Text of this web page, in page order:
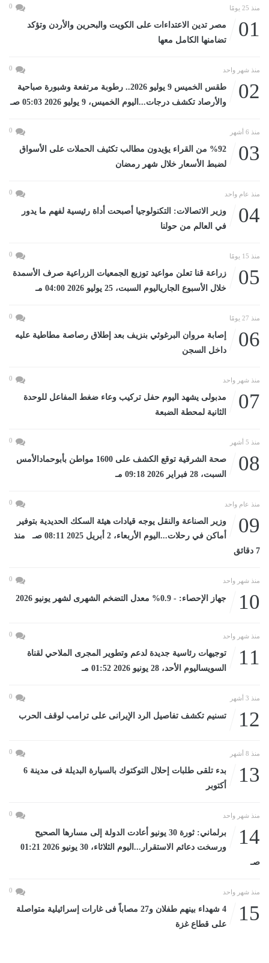
منذ 25 يومًا 0
01
مصر تدين الاعتداءات على الكويت والبحرين والأردن وتؤكد
تضامنها الكامل معها
منذ شهر واحد 0
02
طقس الخميس 9 يوليو 2026.. رطوبة مرتفعة وشبورة صباحية
والأرصاد تكشف درجات...اليوم الخميس، 9 يوليو 2026 05:03 صـ
منذ 6 أشهر 0
03
%92 من القراء يؤيدون مطالب تكثيف الحملات على الأسواق
لضبط الأسعار خلال شهر رمضان
منذ عام واحد 0
04
وزير الاتصالات: التكنولوجيا أصبحت أداة رئيسية لفهم ما يدور
في العالم من حولنا
منذ 15 يومًا 0
05
زراعة قنا تعلن مواعيد توزيع الجمعيات الزراعية صرف الأسمدة
خلال الأسبوع الجارياليوم السبت، 25 يوليو 2026 04:00 مـ
منذ 27 يومًا 0
06
إصابة مروان البرغوثي بنزيف بعد إطلاق رصاصة مطاطية عليه
داخل السجن
منذ شهر واحد 0
07
مدبولى يشهد اليوم حفل تركيب وعاء ضغط المفاعل للوحدة
الثانية لمحطة الضبعة
منذ 5 أشهر 0
08
صحة الشرقية توقع الكشف على 1600 مواطن بأبوحمادالأمس
السبت، 28 فبراير 2026 09:18 مـ
منذ عام واحد 0
09
وزير الصناعة والنقل يوجه قيادات هيئة السكك الحديدية بتوفير
أماكن في رحلات...اليوم الأربعاء، 2 أبريل 2025 08:11 صـ منذ
7 دقائق
منذ شهر واحد 0
10 جهاز الإحصاء: - 0.9% معدل التضخم الشهرى لشهر يونيو 2026
منذ شهر واحد 0
11
توجيهات رئاسية جديدة لدعم وتطوير المجرى الملاحي لقناة
السويساليوم الأحد، 28 يونيو 2026 01:52 مـ
منذ 3 أشهر 0
12 تسنيم تكشف تفاصيل الرد الإيرانى على ترامب لوقف الحرب
منذ 8 أشهر 0
13
بدء تلقى طلبات إحلال التوكتوك بالسيارة البديلة فى مدينة 6
أكتوبر
منذ شهر واحد 0
14
برلماني: ثورة 30 يونيو أعادت الدولة إلى مسارها الصحيح
ورسخت دعائم الاستقرار...اليوم الثلاثاء، 30 يونيو 2026 01:21
صـ
منذ شهر واحد 0
15
4 شهداء بينهم طفلان و27 مصاباً فى غارات إسرائيلية متواصلة
على قطاع غزة